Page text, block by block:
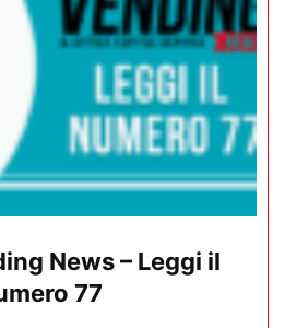
News – Leggi il
77